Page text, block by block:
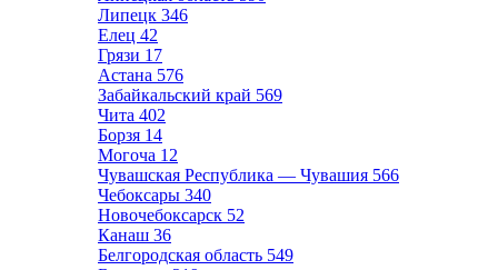
Липецк 346
Елец 42
Грязи 17
Астана 576
Забайкальский край 569
Чита 402
Борзя 14
Могоча 12
Чувашская Республика — Чувашия 566
Чебоксары 340
Новочебоксарск 52
Канаш 36
Белгородская область 549